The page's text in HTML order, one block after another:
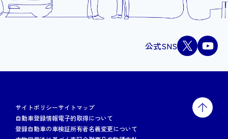
公式SNS
サイトポリシーサイトマップ
自動車登録情報電子的取得について
登録自動車の車検証所有者名義変更について